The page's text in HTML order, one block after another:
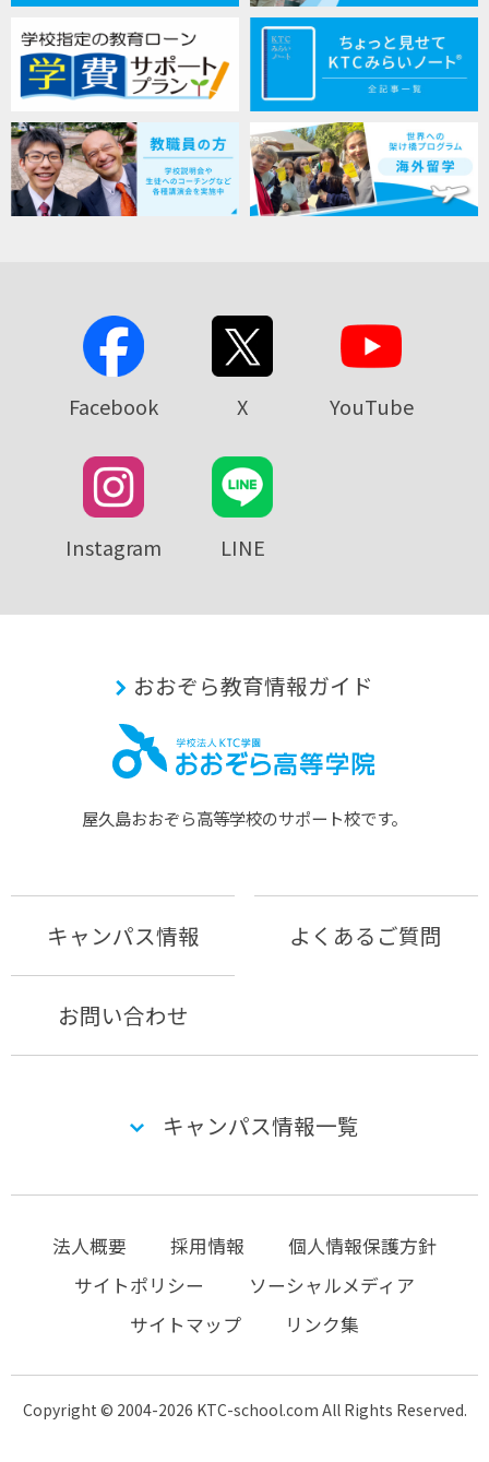
Facebook X YouTube
Instagram LINE
おおぞら教育情報ガイド
屋久島おおぞら⾼等学校のサポート校です。
キャンパス情報 よくあるご質問
お問い合わせ
キャンパス情報一覧
法人概要 採用情報
個人情報保護方針
サイトポリシー
ソーシャルメディア
サイトマップ
リンク集
Copyright © 2004-2026 KTC-school.com All Rights Reserved.